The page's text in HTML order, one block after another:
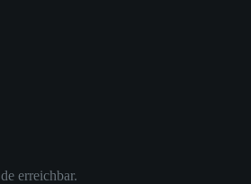
erreichbar.